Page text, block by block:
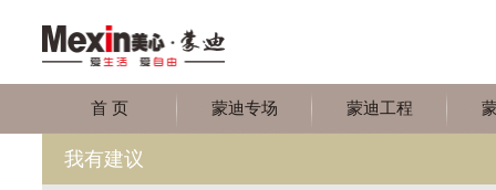
首 页 蒙迪专场 蒙迪工程
我有建议